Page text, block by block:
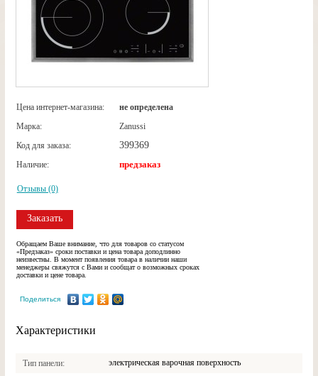
Цена интернет-магазина:
не определена
Марка:
Zanussi
Код для заказа:
399369
Наличие: предзаказ
Отзывы (0)
Заказать
Обращаем Ваше внимание, что для товаров со статусом
«Предзаказ» сроки поставки и цена товара доподлинно
неизвестны. В момент появления товара в наличии наши
менеджеры свяжутся с Вами и сообщат о возможных сроках
доставки и цене товара.
Поделиться
Характеристики
Тип панели электрическая варочная поверхность